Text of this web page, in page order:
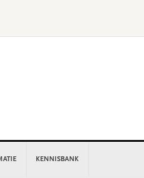
KENNISBANK